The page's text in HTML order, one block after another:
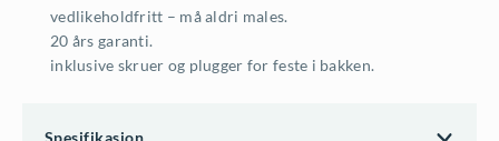
vedlikeholdfritt – må aldri males.
20 års garanti.
inklusive skruer og plugger for feste i bakken.
Spesifikasjon